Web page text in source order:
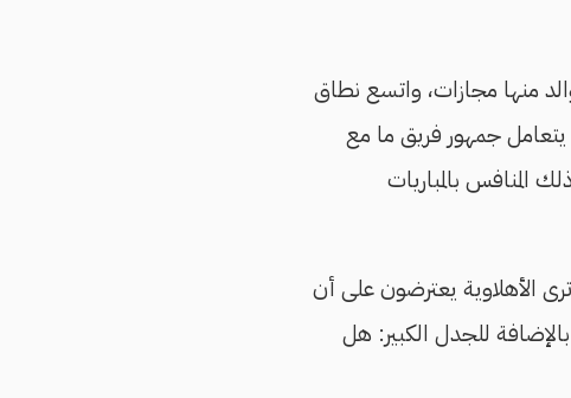
منها مجازات، واتسع نطاق
جمهور فريق ما مع
المنافس بالمباريات
الأهلاوية يعترضون على أن
للجدل الكبير: هل